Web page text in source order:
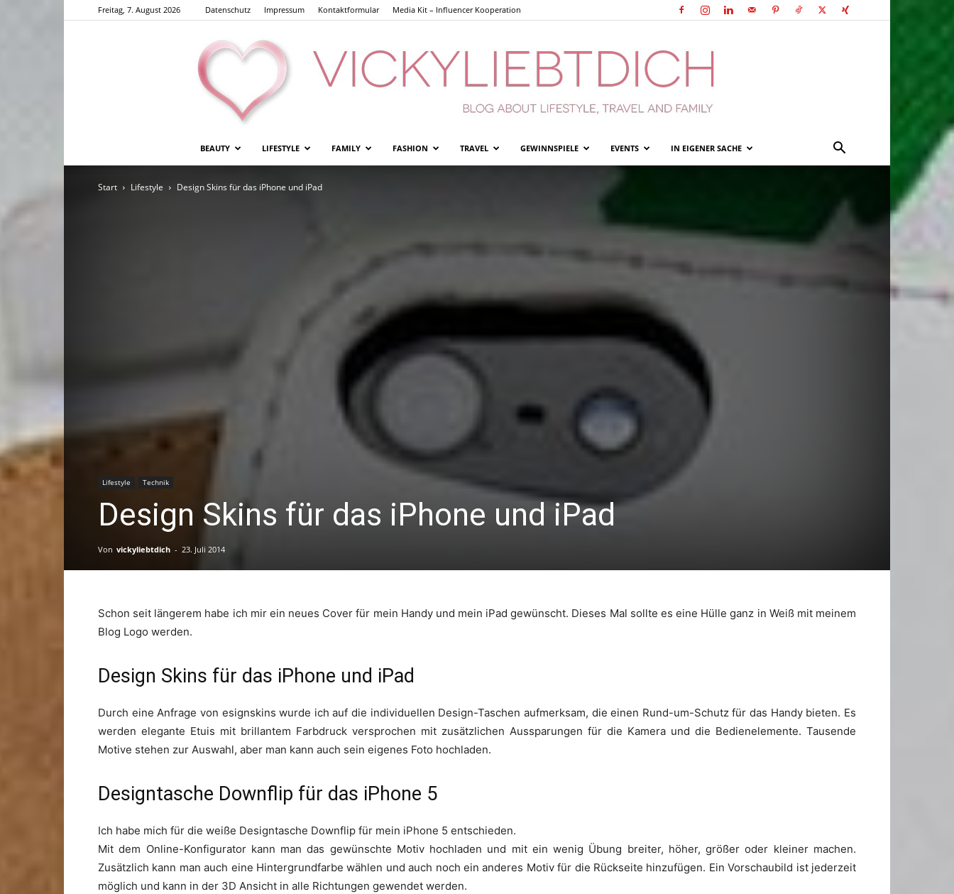
Freitag, 7. August 2026 Datenschutz Impressum Kontaktformular Media Kit – Influencer Kooperation
BEAUTY LIFESTYLE FAMILY FASHION TRAVEL GEWINNSPIELE EVENTS IN EIGENER SACHE
Start Lifestyle Design Skins für das iPhone und iPad
Lifestyle Technik
Design Skins für das iPhone und iPad
Von vickyliebtdich - 23. Juli 2014
Schon seit längerem habe ich mir ein neues Cover für mein Handy und mein iPad gewünscht. Dieses Mal sollte es eine Hülle ganz in Weiß mit meinem
Blog Logo werden.
Design Skins für das iPhone und iPad
Durch eine Anfrage von esignskins wurde ich auf die individuellen Design-Taschen aufmerksam, die einen Rund-um-Schutz für das Handy bieten. Es
werden elegante Etuis mit brillantem Farbdruck versprochen mit zusätzlichen Aussparungen für die Kamera und die Bedienelemente. Tausende
Motive stehen zur Auswahl, aber man kann auch sein eigenes Foto hochladen.
Designtasche Downflip für das iPhone 5
Ich habe mich für die weiße Designtasche Downflip für mein iPhone 5 entschieden.
Mit dem Online-Konfigurator kann man das gewünschte Motiv hochladen und mit ein wenig Übung breiter, höher, größer oder kleiner machen.
Zusätzlich kann man auch eine Hintergrundfarbe wählen und auch noch ein anderes Motiv für die Rückseite hinzufügen. Ein Vorschaubild ist jederzeit
möglich und kann in der 3D Ansicht in alle Richtungen gewendet werden.